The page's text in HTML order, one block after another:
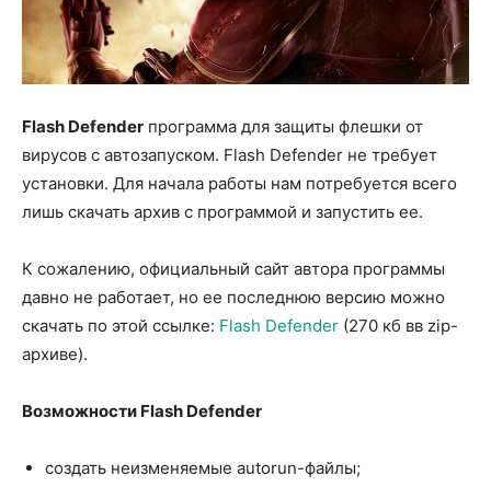
Flash Defender программа для защиты флешки от
вирусов с автозапуском. Flash Defender не требует
установки. Для начала работы нам потребуется всего
лишь скачать архив с программой и запустить ее.
К сожалению, официальный сайт автора программы
давно не работает, но ее последнюю версию можно
скачать по этой ссылке: Flash Defender (270 кб вв zip-
архиве).
Возможности Flash Defender
создать неизменяемые autorun-файлы;